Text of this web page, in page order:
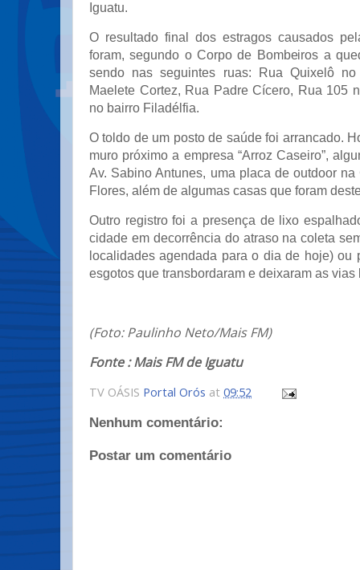
Iguatu.
O resultado final dos estragos causados
foram, segundo o Corpo de Bombeiros a
sendo nas seguintes ruas: Rua Quixelô
Maelete Cortez, Rua Padre Cícero, Rua 105
no bairro Filadélfia.
O toldo de um posto de saúde foi arrancado.
muro próximo a empresa “Arroz Caseiro”,
Av. Sabino Antunes, uma placa de outdoor
Flores, além de algumas casas que foram
Outro registro foi a presença de lixo
cidade em decorrência do atraso na coleta
localidades agendada para o dia de hoje) ou
esgotos que transbordaram e deixaram as vias
(Foto: Paulinho Neto/Mais FM)
Fonte : Mais FM de Iguatu
TV OÁSIS Portal Orós at 09:52
Nenhum comentário:
Postar um comentário